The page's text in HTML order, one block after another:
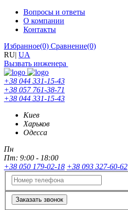
Вопросы и ответы
О компании
Контакты
Избранное(0) Сравнение(0)
RU| UA
Вызвать инженера
+38 044 331-15-43
+38 057 761-38-71
+38 044 331-15-43
Киев
Харьков
Одесса
Пн
Пт: 9:00 - 18:00
+38 050 179-02-18 +38 093 327-60-62
Заказать звонок